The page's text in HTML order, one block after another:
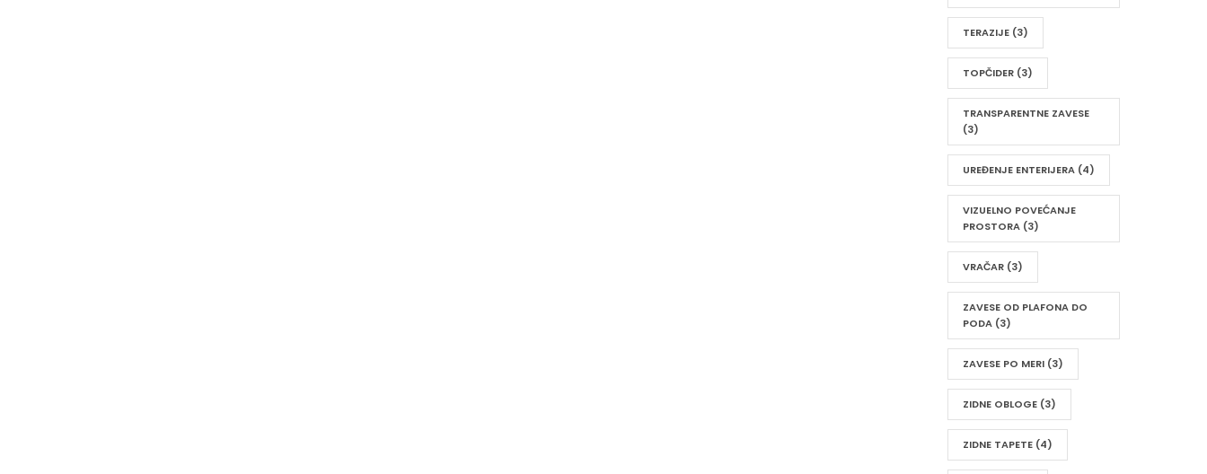
TERAZIJE (3)
TOPČIDER (3)
TRANSPARENTNE ZAVESE
(3)
UREĐENJE ENTERIJERA (4)
VIZUELNO POVEĆANJE
PROSTORA (3)
VRAČAR (3)
ZAVESE OD PLAFONA DO
PODA (3)
ZAVESE PO MERI (3)
ZIDNE OBLOGE (3)
ZIDNE TAPETE (4)